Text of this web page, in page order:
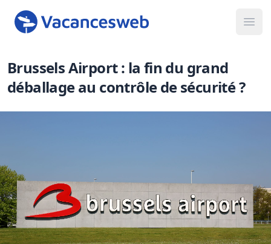
Brussels Airport : la fin du grand
déballage au contrôle de sécurité ?